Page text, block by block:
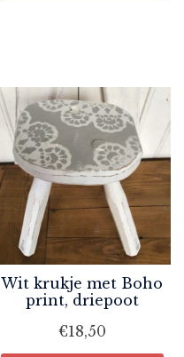
Wit krukje met Boho
print, driepoot
€18,50